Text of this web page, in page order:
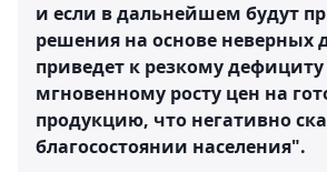
и если в дальнейшем будут
решения на основе неверных
приведет к резкому
мгновенному росту цен на
продукцию, что негативно
благосостоянии населения".